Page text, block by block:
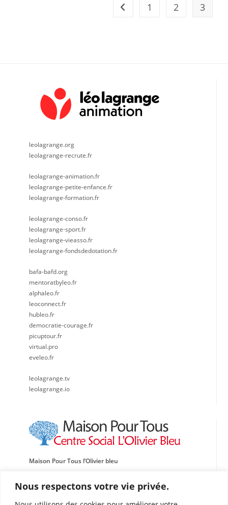
Nous respectons votre vie privée.
Go to the previous page
1 2 3
leolagrange.org
leolagrange-recrute.fr
leolagrange-animation.fr
leolagrange-petite-enfance.fr
leolagrange-formation.fr
leolagrange-conso.fr
leolagrange-sport.fr
leolagrange-vieasso.fr
leolagrange-fondsdedotation.fr
bafa-bafd.org
mentoratbyleo.fr
alphaleo.fr
leoconnect.fr
hubleo.fr
democratie-courage.fr
picuptour.fr
virtual.pro
eveleo.fr
leolagrange.tv
leolagrange.io
Maison Pour Tous l’Olivier bleu
Centre social, Sportif et Culturel Léo Lagrange Méditerranée
Traverse de l’École de l’Oasis